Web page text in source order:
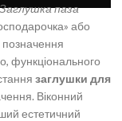
Заглушка паза
або
позначення
функціонального
заглушки для
Віконний
естетичний